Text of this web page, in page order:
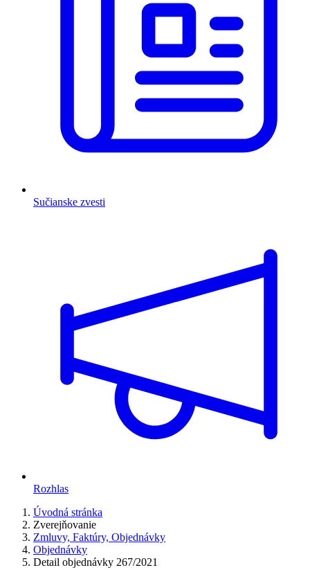
Sučianske zvesti
Rozhlas
Úvodná stránka
Zverejňovanie
Zmluvy, Faktúry, Objednávky
Objednávky
Detail objednávky 267/2021